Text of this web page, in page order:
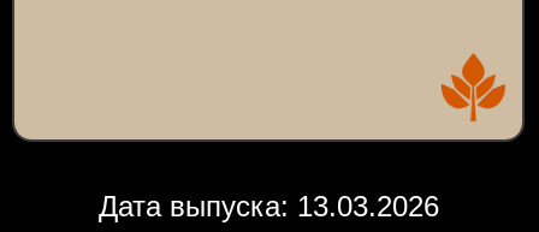
Дата выпуска: 13.03.2026